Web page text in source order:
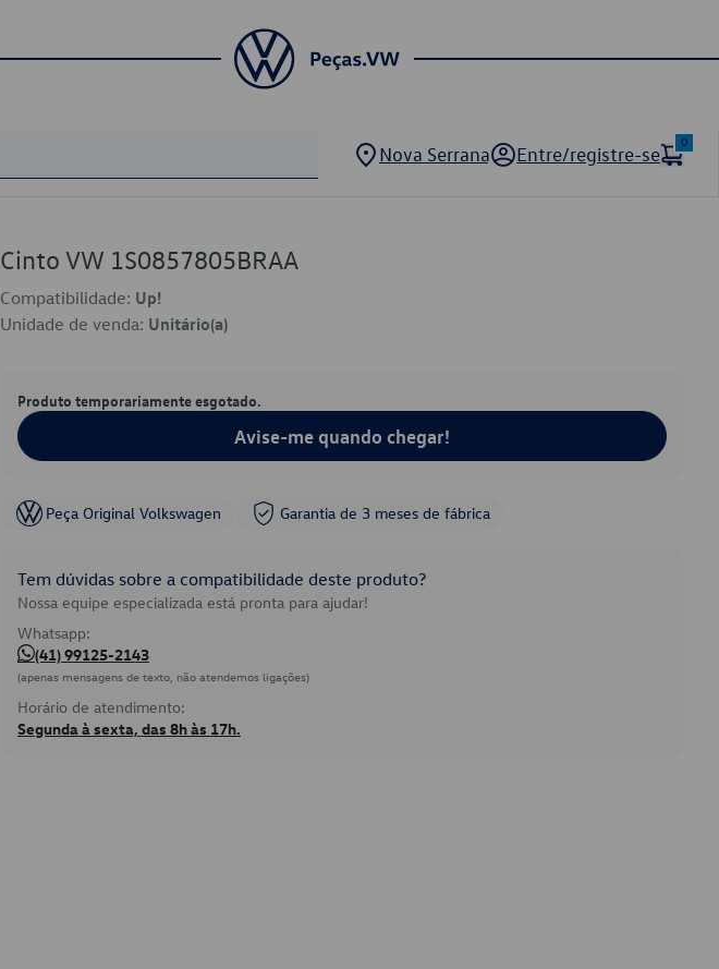
Nova Serrana Entre/registre-se
0
Cinto VW 1S0857805BRAA
Compatibilidade: Up!
Unidade de venda: Unitário(a)
Produto temporariamente esgotado.
Avise-me quando chegar!
Peça Original Volkswagen Garantia de 3 meses de fábrica
Tem dúvidas sobre a compatibilidade deste produto?
Nossa equipe especializada está pronta para ajudar!
Whatsapp:
(41) 99125-2143
(apenas mensagens de texto, não atendemos ligações)
Horário de atendimento:
Segunda à sexta, das 8h às 17h.